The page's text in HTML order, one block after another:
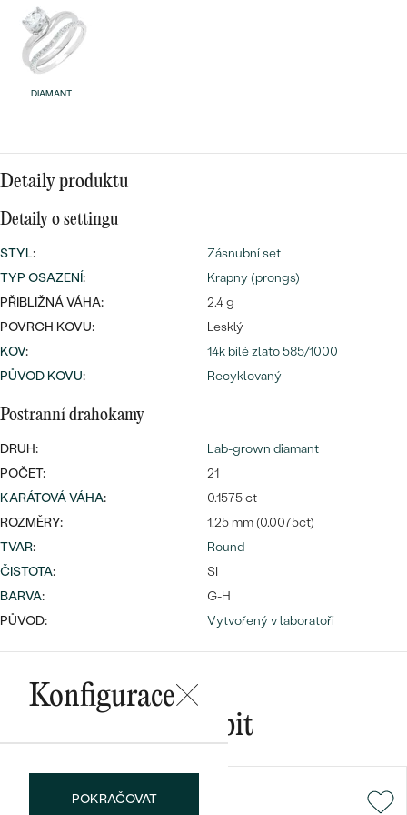
Wave kolekce
PODLE TVARU KAMENE
NA MÍRU
Bestsellery
Personalizované
přívěsky
Nejprodávanější
prsteny
PROHLÉDNOUT
DIAMANT
Detaily produktu
Detaily o settingu
STYL:
Zásnubní set
TYP OSAZENÍ:
Krapny (prongs)
PŘIBLIŽNÁ VÁHA:
2.4 g
POVRCH KOVU:
Lesklý
KOV:
14k bílé zlato 585/1000
PŮVOD KOVU: Recyklovaný
Postranní drahokamy
DRUH:
Lab-grown diamant
POČET:
21
KARÁTOVÁ VÁHA:
0.1575 ct
ROZMĚRY:
1.25 mm (0.0075ct)
TVAR:
Round
ČISTOTA:
SI
BARVA:
G-H
PŮVOD:
Vytvořený v laboratoři
Konfigurace
POKRAČOVAT
Mohlo by se vám líbit